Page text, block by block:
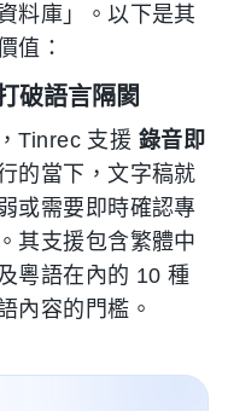
料庫」。以下是其
值：
破語言隔閡
Tinrec 支援 錄音即
的當下，文字稿就
或需要即時確認專
其支援包含繁體中
粵語在內的 10 種
內容的門檻。